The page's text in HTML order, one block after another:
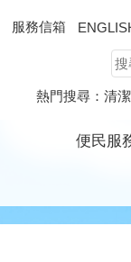
服務信箱
熱門搜尋： 清
便民服